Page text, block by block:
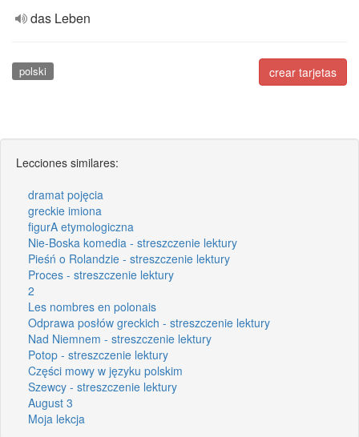
das Leben
crear tarjetas
polski
Lecciones similares:
dramat pojęcia
greckie imiona
figurA etymologiczna
Nie-Boska komedia - streszczenie lektury
Pieśń o Rolandzie - streszczenie lektury
Proces - streszczenie lektury
2
Les nombres en polonais
Odprawa posłów greckich - streszczenie lektury
Nad Niemnem - streszczenie lektury
Potop - streszczenie lektury
Części mowy w języku polskim
Szewcy - streszczenie lektury
August 3
Moja lekcja